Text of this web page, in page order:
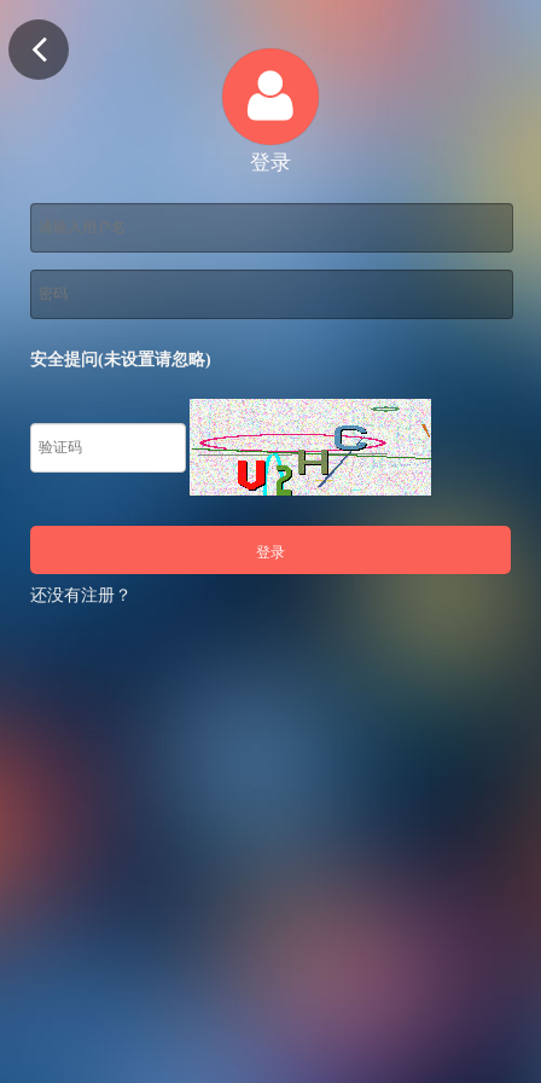
登录
安全提问(未设置请忽略)
登录
还没有注册？